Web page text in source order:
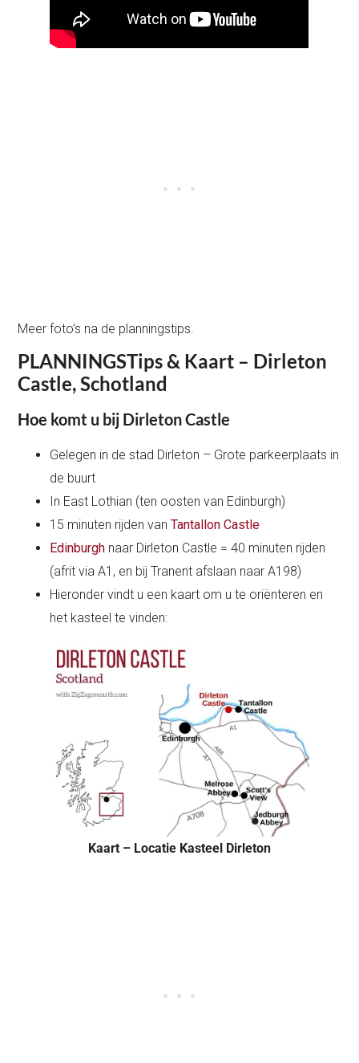
Meer foto’s na de planningstips.
PLANNINGSTips & Kaart – Dirleton
Castle, Schotland
Hoe komt u bij Dirleton Castle
Gelegen in de stad Dirleton – Grote parkeerplaats in
de buurt
In East Lothian (ten oosten van Edinburgh)
15 minuten rijden vanTantallon Castle
Edinburgh naar Dirleton Castle = 40 minuten rijden
(afrit via A1, en bij Tranent afslaan naar A198)
Hieronder vindt u een kaart om u te oriënteren en
het kasteel te vinden:
Kaart – Locatie Kasteel Dirleton